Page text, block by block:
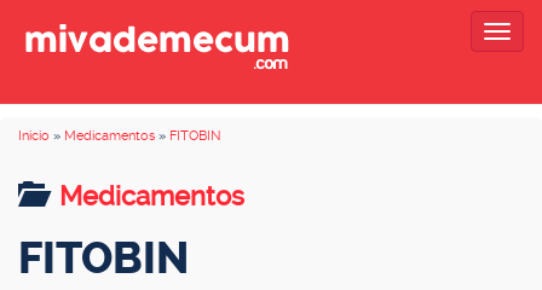
Inicio » Medicamentos » FITOBIN
Medicamentos
FITOBIN